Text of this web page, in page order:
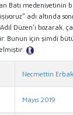
Batı medeniyetinin
adı altında
Düzen’i bozarak,
Bunun için şimdi
Necmettin
Mayıs 2019